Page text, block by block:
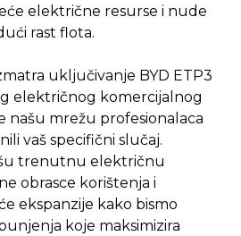
električne resurse i nude
rast flota.
uključivanje BYD ETP3
električnog komercijalnog
našu mrežu profesionalaca
vaš specifični slučaj.
trenutnu električnu
obrasce korištenja i
ekspanzije kako bismo
koje maksimizira